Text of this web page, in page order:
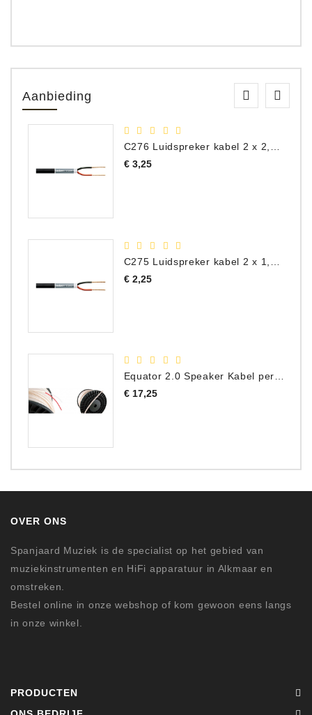
Aanbieding
€ 3,25Prijs
€ 2,25Prijs
Equator 2.0 Speaker Kabel per meter
€ 17,25Prijs
OVER ONS
Spanjaard Muziek is de specialist op het gebied van
muziekinstrumenten en HiFi apparatuur in Alkmaar en
omstreken.
Bestel online in onze webshop of kom gewoon eens langs
in onze winkel.
PRODUCTEN